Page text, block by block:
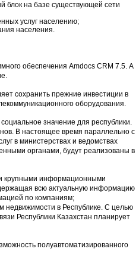
блок на базе существующей сети
услуг населению;
населения.
обеспечения Amdocs CRM 7.5. А
сохранить прежние инвестиции в
оборудования.
значение для республики.
В настоящее время параллельно с
в министерствах и ведомствах
органами, будут реализованы в
крупными информационными
всю актуальную информацию
по компаниям;
недвижимости в Республике. С целью
Республики Казахстан планирует
полуавтоматизированного